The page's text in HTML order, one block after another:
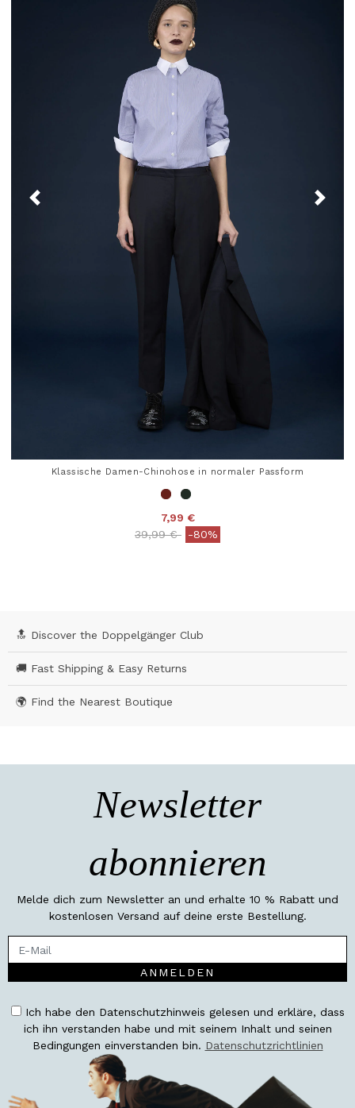
Klassische Damen-Chinohose in normaler Passform
7,99 €
Price reduced from
39,99 €to-80%
🔝 Discover the Doppelgänger Club
🚚 Fast Shipping & Easy Returns
🌍 Find the Nearest Boutique
Newsletter
abonnieren
Melde dich zum Newsletter an und erhalte 10 % Rabatt und
kostenlosen Versand auf deine erste Bestellung.
ANMELDEN
Ich habe den Datenschutzhinweis gelesen und erkläre, dass
ich ihn verstanden habe und mit seinem Inhalt und seinen
Bedingungen einverstanden bin. Datenschutzrichtlinien